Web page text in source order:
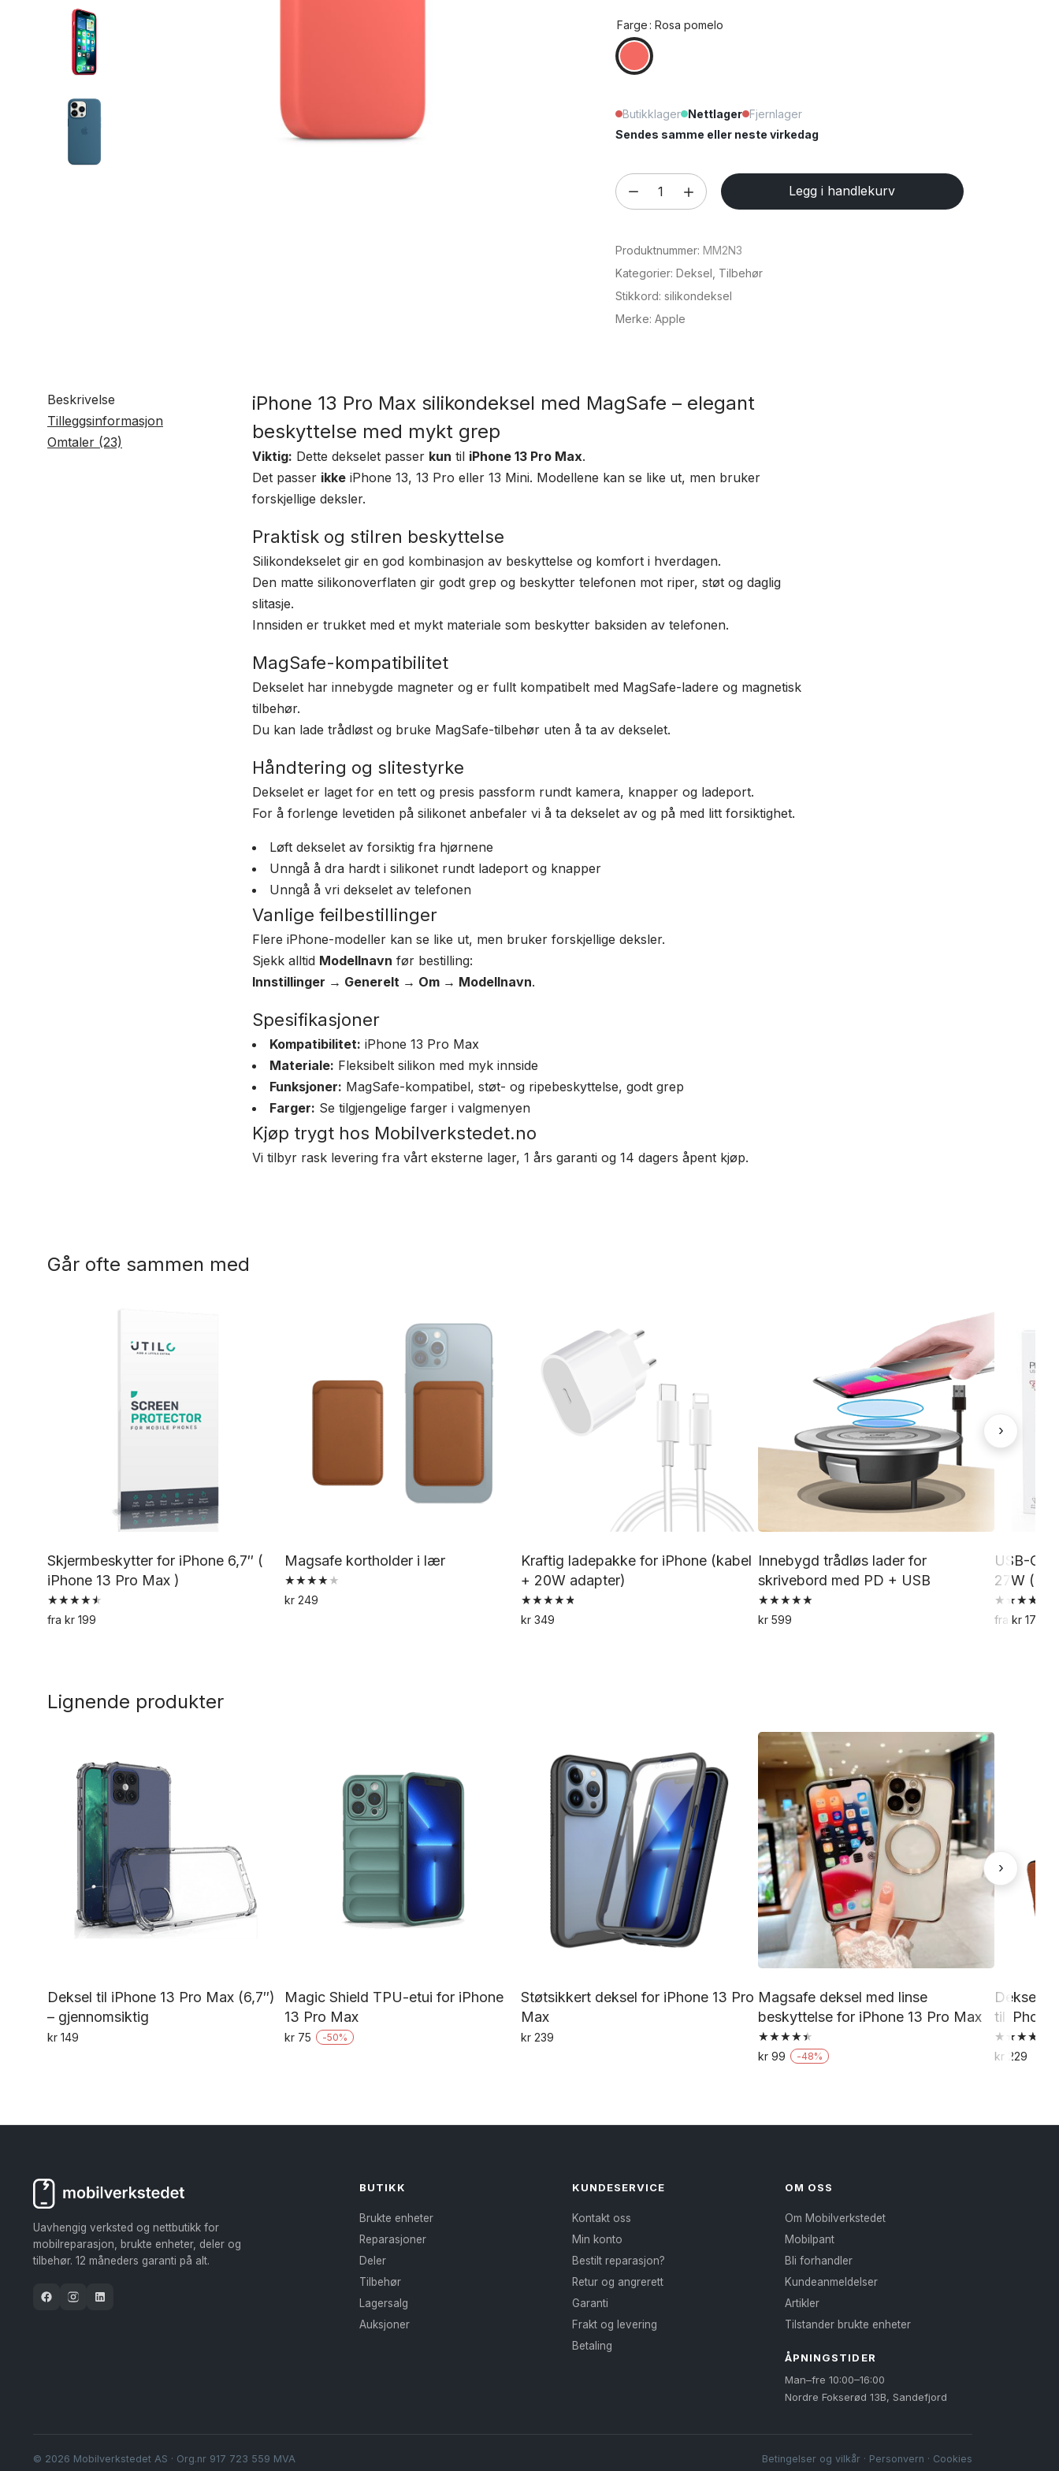
Farge : Rosa pomelo
Butikklager Nettlager Fjernlager
Sendes samme eller neste virkedag
iPhone
13
Max
Apple
silikondeksel
med
Legg i handlekurv
Produktnummer: MM2N3
Kategorier: Deksel Tilbehør
Stikkord: silikondeksel
Merke: Apple
Beskrivelse
Tilleggsinformasjon
Omtaler (23)
iPhone 13 Pro Max silikondeksel med MagSafe – elegant
beskyttelse med mykt grep
Viktig: Dette dekselet passer kun til iPhone 13 Pro Max.
Det passer ikke iPhone 13, 13 Pro eller 13 Mini. Modellene kan se like ut, men bruker
forskjellige deksler.
Praktisk og stilren beskyttelse
Silikondekselet gir en god kombinasjon av beskyttelse og komfort i hverdagen.
Den matte silikonoverflaten gir godt grep og beskytter telefonen mot riper, støt og daglig
slitasje.
Innsiden er trukket med et mykt materiale som beskytter baksiden av telefonen.
MagSafe-kompatibilitet
Dekselet har innebygde magneter og er fullt kompatibelt med MagSafe-ladere og magnetisk
tilbehør.
Du kan lade trådløst og bruke MagSafe-tilbehør uten å ta av dekselet.
Håndtering og slitestyrke
Dekselet er laget for en tett og presis passform rundt kamera, knapper og ladeport.
For å forlenge levetiden på silikonet anbefaler vi å ta dekselet av og på med litt forsiktighet.
Løft dekselet av forsiktig fra hjørnene
Unngå å dra hardt i silikonet rundt ladeport og knapper
Unngå å vri dekselet av telefonen
Vanlige feilbestillinger
Flere iPhone-modeller kan se like ut, men bruker forskjellige deksler.
Sjekk alltid Modellnavn før bestilling:
Innstillinger → Generelt → Om → Modellnavn.
Spesifikasjoner
Kompatibilitet: iPhone 13 Pro Max
Materiale: Fleksibelt silikon med myk innside
Funksjoner: MagSafe-kompatibel, støt- og ripebeskyttelse, godt grep
Farger: Se tilgjengelige farger i valgmenyen
Kjøp trygt hos Mobilverkstedet.no
Vi tilbyr rask levering fra vårt eksterne lager, 1 års garanti og 14 dagers åpent kjøp.
Går ofte sammen med
Skjermbeskytter for iPhone 6,7″ (
iPhone 13 Pro Max )
Vurdert
4.60
fra kr 199
flere
kan
velges
på
produktsiden
Magsafe kortholder i lær
Vurdert
4.19
kr249
på
produktsiden
Kraftig ladepakke for iPhone (kabel
+ 20W adapter)
Vurdert
4.82
kr 349
Innebygd trådløs lader for
skrivebord med PD + USB
Vurdert
5.00
kr599
USB-C
27W
Vurdert
5.00
fra kr 179
›
Lignende produkter
Deksel til iPhone 13 Pro Max (6,7″)
– gjennomsiktig
kr 149
Magic Shield TPU-etui for iPhone
13 Pro Max
kr75 -50%
kan
på
produktsiden
Støtsikkert deksel for iPhone 13 Pro
Max
kr 239
Magsafe deksel med linse
beskyttelse for iPhone 13 Pro Max
Vurdert
4.50
kr99 -48%
velges
produktsiden
Deksel
til iPhone
Vurdert
4.00
kr 229
›
Uavhengig verksted og nettbutikk for
mobilreparasjon, brukte enheter, deler og
tilbehør. 12 måneders garanti på alt.
BUTIKK
Brukte enheter
Reparasjoner
Deler
Tilbehør
Lagersalg
Auksjoner
KUNDESERVICE
Kontakt oss
Min konto
Bestilt reparasjon?
Retur og angrerett
Garanti
Frakt og levering
Betaling
OM OSS
Om Mobilverkstedet
Mobilpant
Bli forhandler
Kundeanmeldelser
Artikler
Tilstander brukte enheter
ÅPNINGSTIDER
Man–fre 10:00–16:00
Nordre Fokserød 13B, Sandefjord
© 2026 Mobilverkstedet AS · Org.nr 917 723 559 MVA Betingelser og vilkår · Personvern · Cookies